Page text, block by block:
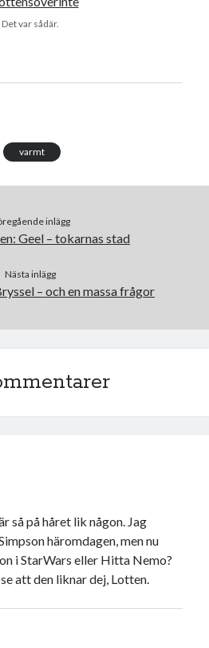
Det var sådär.
varmt
inlägg
Geel – tokarnas stad
Nästa inlägg
– och en massa frågor
så på håret lik någon. Jag
häromdagen, men nu
i StarWars eller Hitta Nemo?
att den liknar dej, Lotten.